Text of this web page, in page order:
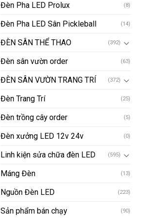
Đèn Pha LED Prolux (8)
Đèn Pha LED Sân Pickleball (14)
ĐÈN SÂN THỂ THAO (392)
Đèn sân vườn order (63)
ĐÈN SÂN VƯỜN TRANG TRÍ (372)
Đèn Trang Trí (25)
Đèn trồng cây order (5)
Đèn xưởng LED 12v 24v (0)
Linh kiện sửa chữa đèn LED (595)
Máng Đèn (13)
Nguồn Đèn LED (223)
Sản phẩm bán chạy (90)